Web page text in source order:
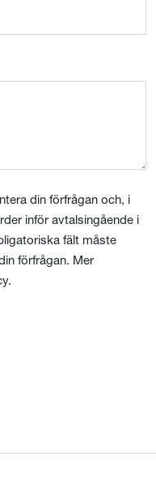
din förfrågan och, i
inför avtalsingående i
fält måste
förfrågan. Mer